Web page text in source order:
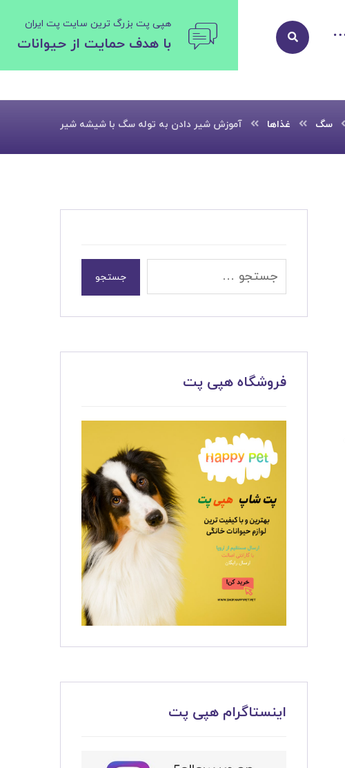
هپی پت بزرگ ترین سایت پت ایران
با هدف حمایت از حیوانات
سگ غذاها آموزش شیر دادن به توله سگ با شیشه شیر
جستجو
فروشگاه هپی پت
اینستاگرام هپی پت